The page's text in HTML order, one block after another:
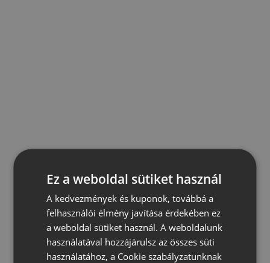
Ez a weboldal sütiket használ
A kedvezmények és kuponok, továbbá a
felhasználói élmény javítása érdekében ez
a weboldal sütiket használ. A weboldalunk
használatával hozzájárulsz az összes süti
használatához, a Cookie szabályzatunknak